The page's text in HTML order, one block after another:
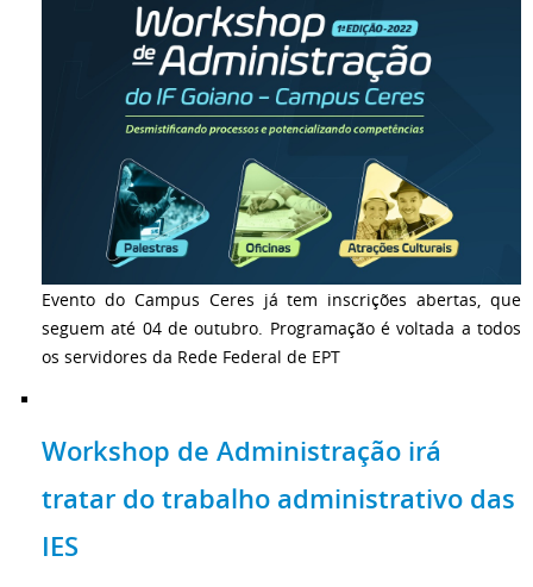
Evento do Campus Ceres já tem inscrições abertas, que
seguem até 04 de outubro. Programação é voltada a todos
os servidores da Rede Federal de EPT
Workshop de Administração irá
tratar do trabalho administrativo das
IES